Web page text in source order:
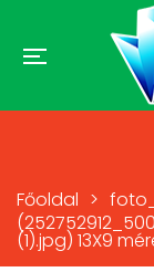
Főoldal >
(1).jpg) 13X9